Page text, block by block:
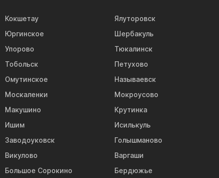
Кокшетау
Ялуторовск
Юргинское
Шербакуль
Упорово
Тюкалинск
Тобольск
Петухово
Омутинское
Называевск
Москаленки
Мокроусово
Макушино
Крутинка
Ишим
Исилькуль
Заводоуковск
Голышманово
Викулово
Варгаши
Большое Сорокино
Бердюжье